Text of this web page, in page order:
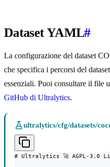
Dataset YAML#
La configurazione del dataset
che specifica i percorsi del
essenziali. Puoi consultare il file
GitHub di Ultralytics.
ultralytics/cfg/datasets/
# Ultralytics 🚀 AGPL-3.0